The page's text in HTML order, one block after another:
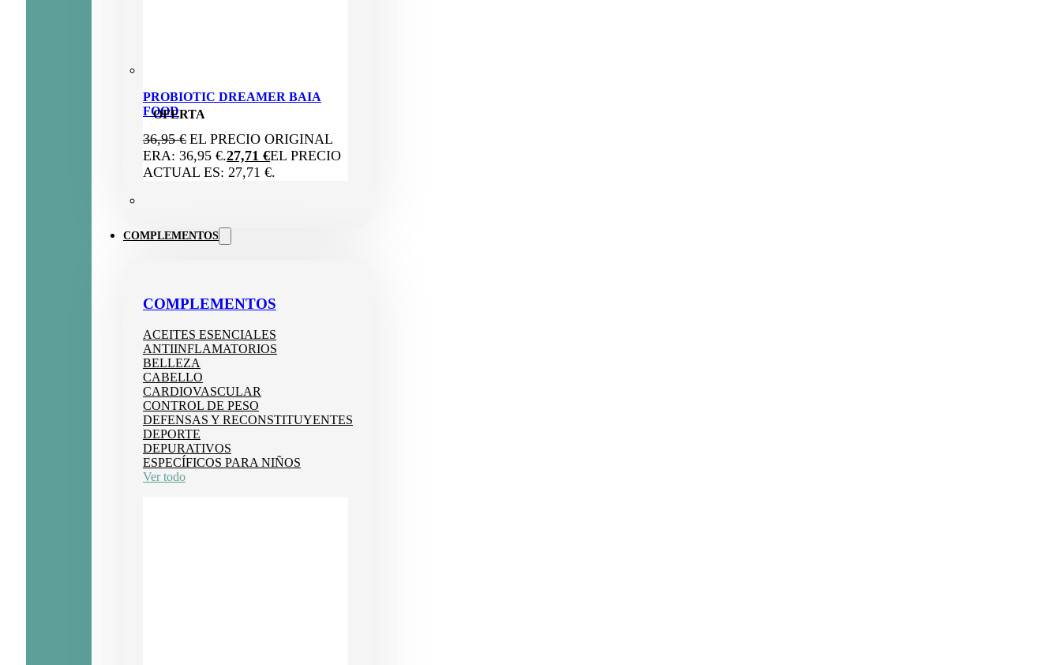
OFERTA
PROBIOTIC DREAMER BAIA
FOOD
36,95€ EL PRECIO ORIGINAL
ERA: 36,95 €.27,71 €EL PRECIO
ACTUAL ES: 27,71 €.
COMPLEMENTOS
COMPLEMENTOS
ACEITES ESENCIALES
ANTIINFLAMATORIOS
BELLEZA
CABELLO
CARDIOVASCULAR
CONTROL DE PESO
DEFENSAS Y RECONSTITUYENTES
DEPORTE
DEPURATIVOS
ESPECÍFICOS PARA NIÑOS
Ver todo